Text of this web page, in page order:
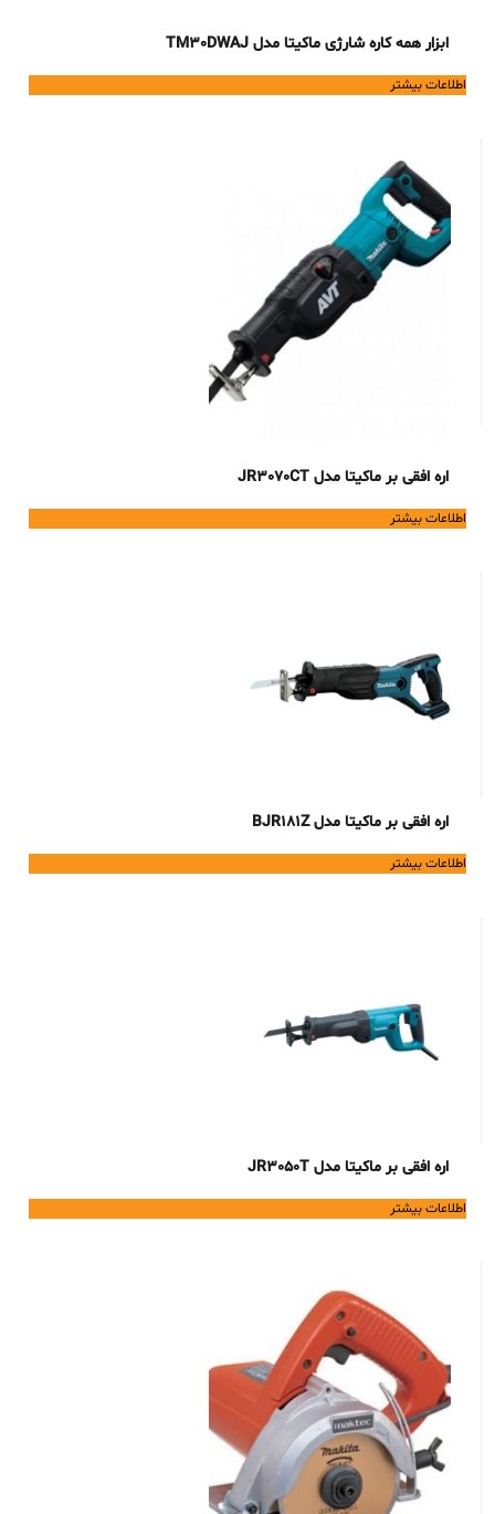
ابزار همه کاره شارژی ماکیتا مدل TM30DWAJ
اطلاعات بیشتر
اره افقی بر ماکیتا مدل JR3070CT
اطلاعات بیشتر
اره افقی بر ماکیتا مدل BJR181Z
اطلاعات بیشتر
اره افقی بر ماکیتا مدل JR3050T
اطلاعات بیشتر